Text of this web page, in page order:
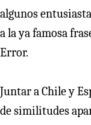
algunos
a la ya famosa
Error.
Juntar a Chile y
de similitudes